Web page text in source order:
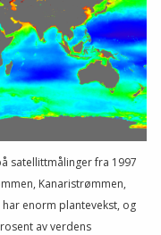
satellittmålinger fra 1997
Kanaristrømmen,
enorm plantevekst, og
av verdens